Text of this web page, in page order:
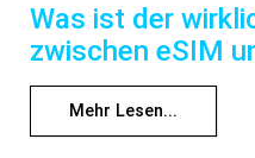
Was ist der
zwischen eSIM
Mehr Lesen...